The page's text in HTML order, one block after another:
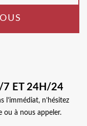
7 ET 24H/24
l’immédiat, n’hésitez
ou à nous appeler.